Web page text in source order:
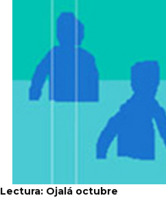
Lectura: Ojalá octubre